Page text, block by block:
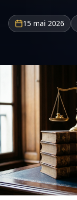
15 mai 2026